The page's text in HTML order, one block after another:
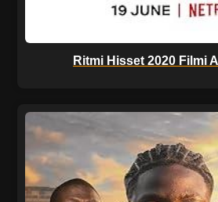
Ritmi Hisset 2020 Filmi